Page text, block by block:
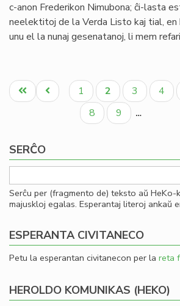
c-anon Frederikon Nimubona; ĉi-lasta
neelektitoj de la Verda Listo kaj tial, en
unu el la nunaj gesenatanoj, li mem
Pagination
Unua
paĝo
Antaŭa
paĝo
Paĝo
1
Aktuala
paĝo
2 Paĝo
3 Paĝo
4
Paĝo
8 Paĝo
9 …
SERĈO
Serĉu per (fragmento de) teksto aŭ HeKo-
majuskloj egalas. Esperantaj literoj ankaŭ
ESPERANTA CIVITANECO
Petu la esperantan civitanecon per la reta
HEROLDO KOMUNIKAS (HEKO)